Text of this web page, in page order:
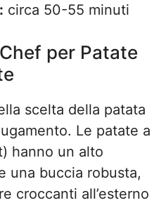
circa 50-55 minuti
per Patate
scelta della patata
Le patate a
hanno un alto
una buccia robusta,
croccanti all’esterno